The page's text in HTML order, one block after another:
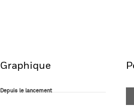
Graphique
Depuis le lancement
The chart has 1 X axis displaying Time.
Depuis le lancement